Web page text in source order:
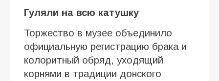
Гуляли на всю катушку
Торжество в музее объединило
официальную регистрацию брака и
колоритный обряд, уходящий
корнями в традиции донского